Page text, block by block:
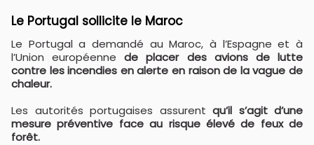
Le Portugal sollicite le Maroc
Le Portugal a demandé au Maroc, à l’Espagne et à
l’Union européennede placer des avions de lutte
contre les incendies en alerte en raison de la vague de
chaleur.
Les autorités portugaises assurent qu’il s’agit d’une
mesure préventive face au risque élevé de feux de
forêt.